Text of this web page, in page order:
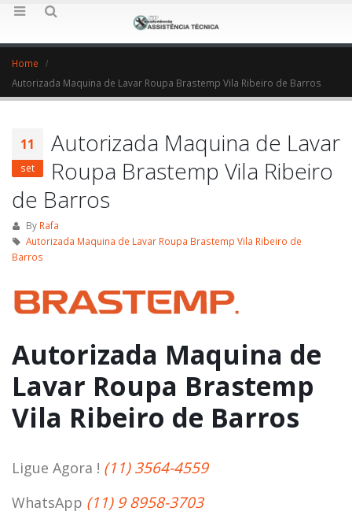
Home
Autorizada Maquina de Lavar Roupa Brastemp Vila Ribeiro de Barros
11
set
Autorizada Maquina de Lavar
Roupa Brastemp Vila Ribeiro
de Barros
By Rafa
Autorizada Maquina de Lavar Roupa Brastemp Vila Ribeiro de
Barros
Autorizada Maquina de
Lavar Roupa Brastemp
Vila Ribeiro de Barros
Ligue Agora ! (11) 3564-4559
WhatsApp (11) 9 8958-3703